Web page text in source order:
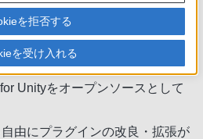
Unityをオープンソースとして
由にプラグインの改良・拡張が
を拒否する
を受け入れる